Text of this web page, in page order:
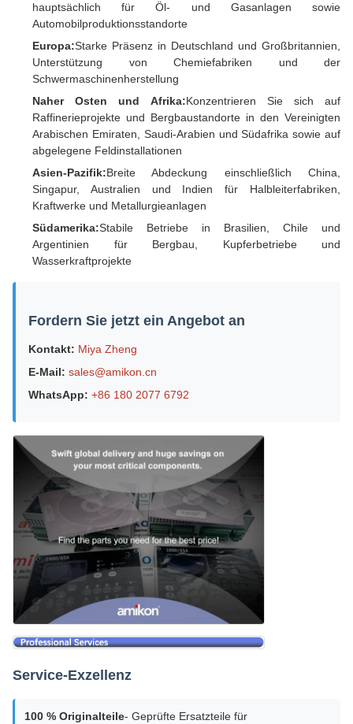
hauptsächlich für Öl- und Gasanlagen sowie
Automobilproduktionsstandorte
Europa:Starke Präsenz in Deutschland und Großbritannien,
Unterstützung von Chemiefabriken und der
Schwermaschinenherstellung
Naher Osten und Afrika:Konzentrieren Sie sich auf
Raffinerieprojekte und Bergbaustandorte in den Vereinigten
Arabischen Emiraten, Saudi-Arabien und Südafrika sowie auf
abgelegene Feldinstallationen
Asien-Pazifik:Breite Abdeckung einschließlich China,
Singapur, Australien und Indien für Halbleiterfabriken,
Kraftwerke und Metallurgieanlagen
Südamerika:Stabile Betriebe in Brasilien, Chile und
Argentinien für Bergbau, Kupferbetriebe und
Wasserkraftprojekte
Fordern Sie jetzt ein Angebot an
Kontakt: Miya Zheng
E-Mail: sales@amikon.cn
WhatsApp: +86 180 2077 6792
Service-Exzellenz
100 % Originalteile- Geprüfte Ersatzteile für